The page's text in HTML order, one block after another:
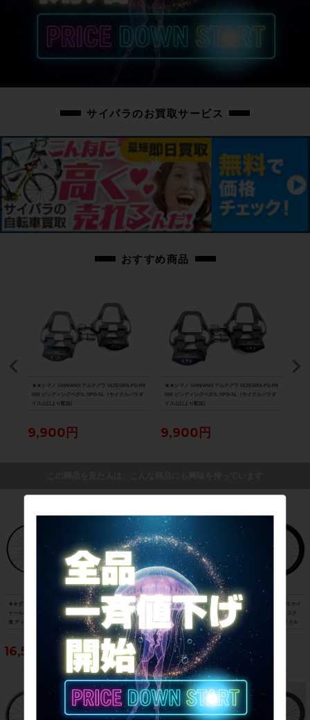
サイパラのお買取サービス
おすすめ商品
★★シマノ SHIMANO アルテグラ ULTEGRA PD-R8
000 ビンディングペダル SPD-SL（サイクルパラダ
イス山口より配送)
9,900円
★★シマノ SHIMANO アルテグラ ULTEGRA PD-R8
000 ビンディングペダル SPD-SL（サイクルパラダ
イス山口より配送)
9,900円
★★ダブルティービー WTB STi23 ホ
イールセット アルミ 29インチ/700 11
速 ディスク チューブレス2WAY シマノ
フリー（サイクルパラダイス山口より
16,500円
★★ボントレガー BONTRAGER RACE
XXX LITE リアホイール カーボン 700
C 10速 リムブレーキ チューブラー シ
マノフリー（サイクルパラダイス山口
より配送)
27,500円
★★ダブルティービー WTB STi25 ホイ
ールセット アルミ 29インチ ディスク
クリンチャー シマノフリー（サイクル
パラダイス山口より配送)
22,000円